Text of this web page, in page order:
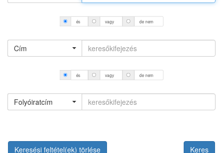
és vagy de nem
Cím
és vagy de nem
Folyóiratcím
Keresési feltétel(ek) törlése